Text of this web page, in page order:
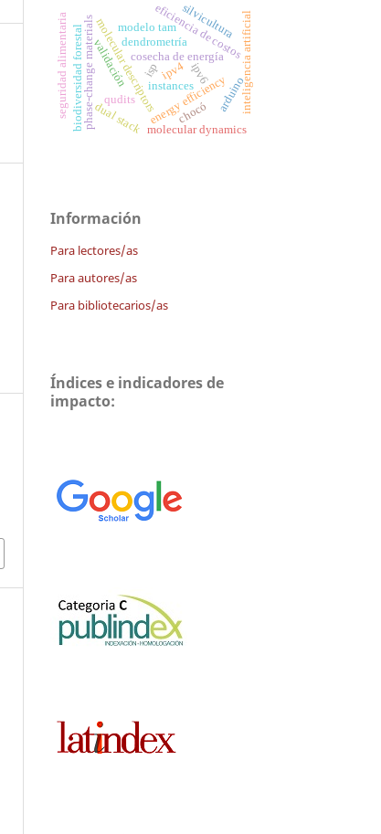
cosecha de energía
ipv6
ipv4
energy efficiency
molecular descriptors
molecular dynamics
phase-change materials eficiencia de costosinteligencia artificial
qudits
biodiversidad forestal dendrometría
silvicultura
instances
dual stack
isp
chocó
seguridad alimentaria validación
arduino
modelo tam
Información
Para lectores/as
Para autores/as
Para bibliotecarios/as
Índices e indicadores de
impacto: